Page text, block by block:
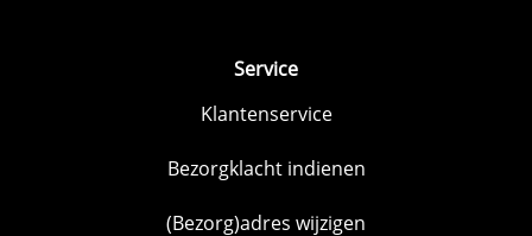
Service
Klantenservice
Bezorgklacht indienen
(Bezorg)adres wijzigen